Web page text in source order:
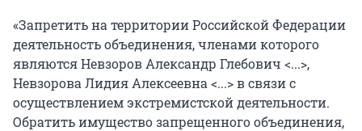
«Запретить на территории Российской Федерации
деятельность объединения, членами которого
являются Невзоров Александр Глебович <...>,
Невзорова Лидия Алексеевна <...> в связи с
осуществлением экстремистской деятельности.
Обратить имущество запрещенного объединения,